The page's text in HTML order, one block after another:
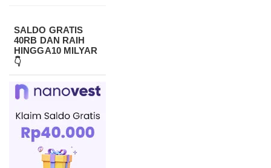
SALDO GRATIS
40RB DAN RAIH
HINGGA10 MILYAR
👇